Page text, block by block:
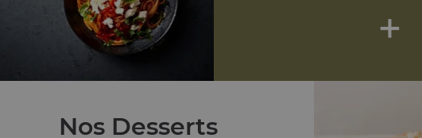
+
Nos Desserts